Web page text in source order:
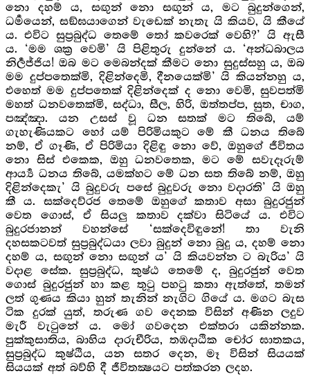
නො දහම් ය, සඟුන් නො සඟුන් ය, මට බුදුන්ගෙන්,
ධර්‍මයෙන්, සඞ්ඝයාගෙන් වැඩෙක් නැතැ යි කියව, යි කීයේ
ය. එවිට සුප්‍රබුද්ධ තෙමේ තෝ කවරෙක් වෙහි?’ යි ඇසී
ය. ‘මම ශක්‍ර වෙමි’ යි පිළිතුරු දුන්නේ ය. ‘අන්ධබාලය
නිර්‍ලජ්ජිය! ඔබ මට මෙබන්දක් කීමට නො සුදුස්සහු ය, ඔබ
මම දුප්පතෙක්මි, දිළින්දෙමි, දීනයෙක්මි’ යි කියන්නහු ය,
එහෙත් මම දුප්පතෙක් දිළින්දෙක් ද නො වෙමි, සුවපත්මි
මහත් ධනවතෙක්මි, සද්ධා, සීල, හිරි, ඔත්තප්ප, සුත, චාග,
පඤ්ඤා. යන උසස් වූ ධන සතක් මට තිබේ, යම්
ගැහැණියකට හෝ යම් පිරිමියකුට මේ කී ධනය තිබේ
නම්, ඒ ගෑණි, ඒ පිරිමියා දිළිඳු නො වේ, ඔහුගේ ජීවිතය
නො සිස් එකෙක, ඔහු ධනවතෙක, මට මේ සවැදෑරුම්
ආර්‍ය්‍ය ධනය තිබේ, යමක්හට මේ ධන සත තිබේ නම්, ඔහු
දිළින්දෙකැ’ යි බුදුවරු පසේ බුදුවරු නො වදාරති’ යි ඔහු
කී ය. සක්දෙව්රජ තෙමේ ඔහුගේ කතාව අසා බුදුරජුන්
වෙත ගොස්, ඒ සියලු කතාව දක්වා සිටියේ ය. එවිට
බුදුරජානන් වහන්සේ ‘සක්දෙවිඳුනේ! තා වැනි
දහසකටවත් සුප්‍රබුද්ධයා ලවා බුදුන් නො බුදු ය, දහම් නො
දහම් ය, සඟුන් නො සඟුන් ය’ යි කියවන්න ට බැරිය’ යි
වදාළ සේක. සුප්‍රබුද්ධ, කුෂ්ඨ තෙමේ ද, බුදුරජුන් වෙත
ගොස් බුදුරජුන් හා කළ තුටු පහටු කතා ඇත්තේ, තමන්
ලත් ගුණය කියා හුන් තැනින් නැගිට ගියේ ය. මගට බැස
ටික දුරක් යුත්, තරුණ ගව දෙනක විසින් අණින ලදුව
මැරී වැටුනේ ය. මෝ ගවදෙන එක්තරා යකින්නක.
පුක්කුසාතිය, බාහිය දාරුචීරිය, තඹදාඨික චෝර ඝාතකය,
සුප්‍රබුද්ධ කුෂ්ඨිය, යන සතර දෙන, මෑ විසින් සියයක්
සියයක් අත් බව්හි දී ජීවිතක්‍ෂයට පත්කරන ලදහ.